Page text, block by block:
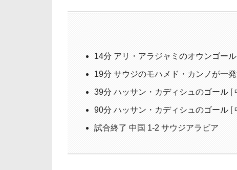
14分 アリ・アラジャミのオウンゴール
19分 サウジのモハメド・カンノが一
39分 ハッサン・カディシュのゴール [
90分 ハッサン・カディシュのゴール [
試合終了 中国 1-2 サウジアラビア